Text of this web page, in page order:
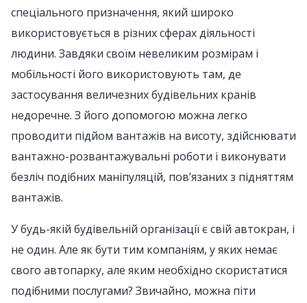
спеціального призначення, який широко
використовується в різних сферах діяльності
людини. Завдяки своїм невеликим розмірам і
мобільності його використовують там, де
застосування величезних будівельних кранів
недоречне. З його допомогою можна легко
проводити підйом вантажів на висоту, здійснювати
вантажно-розвантажувальні роботи і виконувати
безліч подібних маніпуляцій, пов’язаних з підняттям
вантажів.
У будь-якій будівельній організації є свій автокран, і
не один. Але як бути тим компаніям, у яких немає
свого автопарку, але яким необхідно скористатися
подібними послугами? Звичайно, можна піти